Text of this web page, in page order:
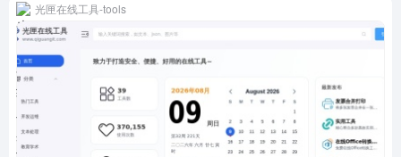
光匣在线工具-tools